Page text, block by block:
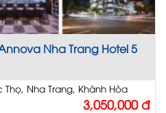
Nha Trang Hotel 5
Thọ, Nha Trang, Khánh Hòa
3,050,000đ